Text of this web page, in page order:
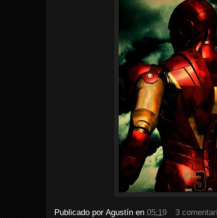
Publicado por Agustín en 05:19
3